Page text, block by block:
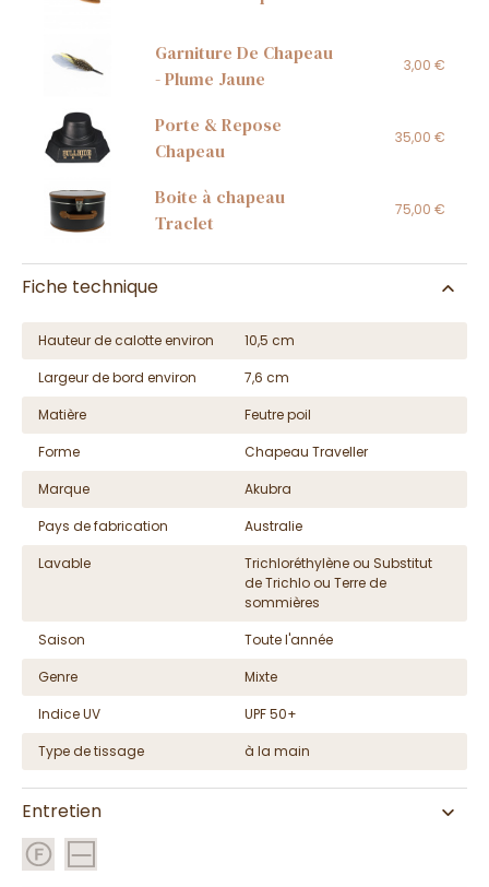
Garniture De Chapeau
- Plume Jaune
3,00 €
Porte & Repose
Chapeau
35,00 €
Boite à chapeau
Traclet
75,00 €
Fiche technique
Hauteur de calotte environ
10,5 cm
Largeur de bord environ
7,6 cm
Matière
Feutre poil
Forme
Chapeau Traveller
Marque
Akubra
Pays de fabrication
Australie
Lavable
Trichloréthylène ou Substitut
de Trichlo ou Terre de
sommières
Saison
Toute l'année
Genre
Mixte
Indice UV
UPF 50+
Type de tissage
à la main
Entretien